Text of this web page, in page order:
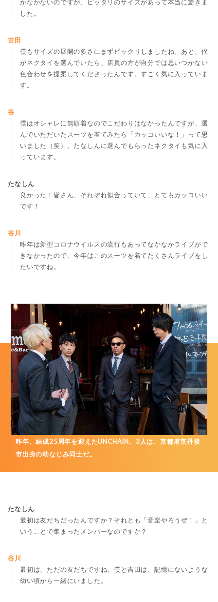
かなかないのですが、ピッタリのサイズがあって本当に驚きま
した。
吉田
僕もサイズの展開の多さにまずビックリしましたね。あと、僕
がネクタイを選んでいたら、店員の方が自分では思いつかない
色合わせを提案してくださったんです。すごく気に入っていま
す。
谷
僕はオシャレに無頓着なのでこだわりはなかったんですが、選
んでいただいたスーツを着てみたら「カッコいいな！」って思
いました（笑）。たなしんに選んでもらったネクタイも気に入
っています。
たなしん
良かった！皆さん、それぞれ似合っていて、とてもカッコいい
です！
谷川
昨年は新型コロナウイルスの流行もあってなかなかライブがで
きなかったので、今年はこのスーツを着てたくさんライブをし
たいですね。
昨年、結成25周年を迎えたUNCHAIN。3人は、京都府京丹後
市出身の幼なじみ同士だ。
たなしん
最初は友だちだったんですか？それとも「音楽やろうぜ！」と
いうことで集まったメンバーなのですか？
谷川
最初は、ただの友だちですね。僕と吉田は、記憶にないような
幼い頃から一緒にいました。